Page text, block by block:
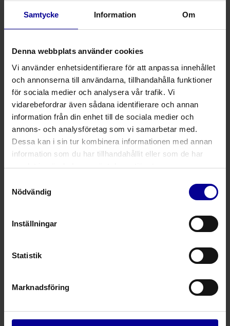
Samtycke Information Om
Denna webbplats använder cookies
Vi använder enhetsidentifierare för att anpassa innehållet
och annonserna till användarna, tillhandahålla funktioner
för sociala medier och analysera vår trafik. Vi
vidarebefordrar även sådana identifierare och annan
information från din enhet till de sociala medier och
annons- och analysföretag som vi samarbetar med.
Dessa kan i sin tur kombinera informationen med annan
information som du har tillhandahållit eller som de har
samlat in när du har använt deras tjänster.
Nödvändig
Inställningar
Statistik
Marknadsföring
Product Specialist
Ulla Laurila
Phone +46 (0) 730 588 619
Product Specialist
Helena Vikström
Wound care and gynecology
Surgery